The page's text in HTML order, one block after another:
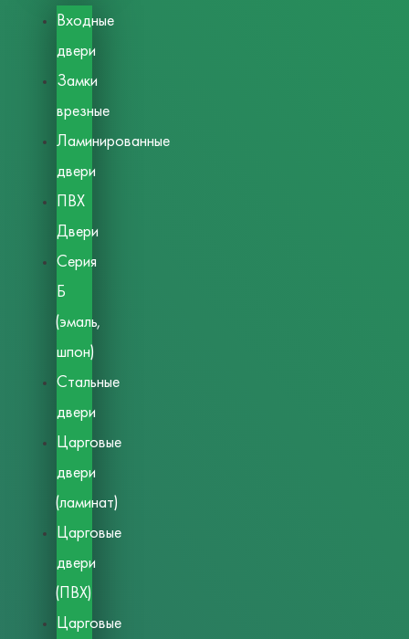
Входные
двери
Замки
врезные
Ламинированные
двери
ПВХ
Двери
Серия
Б
(эмаль,
шпон)
Стальные
двери
Царговые
двери
(ламинат)
Царговые
двери
(ПВХ)
Царговые